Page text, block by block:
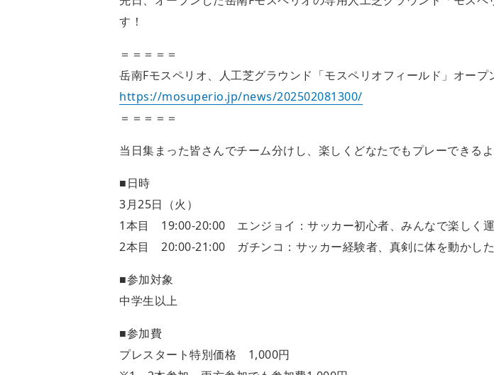
す！
＝＝＝＝＝
岳南Fモスペリオ、人工芝グラウンド「モスペリオフィールド」オープ
https://mosuperio.jp/news/202502081300/
＝＝＝＝＝
当日集まった皆さんでチーム分けし、楽しくどなたでもプレーできるよ
■日時
3月25日（火）
1本目 19:00-20:00 エンジョイ：サッカー初心者、みんなで楽しく
2本目 20:00-21:00 ガチンコ：サッカー経験者、真剣に体を動かし
■参加対象
中学生以上
■参加費
プレスタート特別価格 1,000円